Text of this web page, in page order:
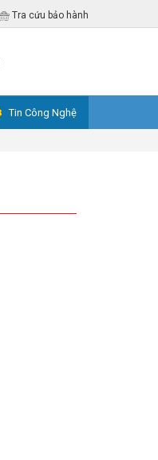
Tra cứu bảo hành
Tin Công Nghệ